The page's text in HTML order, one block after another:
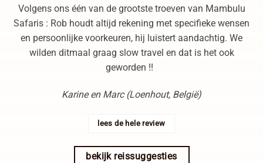
Volgens ons één van de grootste troeven van Mambulu
Safaris : Rob houdt altijd rekening met specifieke wensen
en persoonlijke voorkeuren, hij luistert aandachtig. We
wilden ditmaal graag slow travel en dat is het ook
geworden !!
Karine en Marc (Loenhout, België)
lees de hele review
bekijk reissuggesties